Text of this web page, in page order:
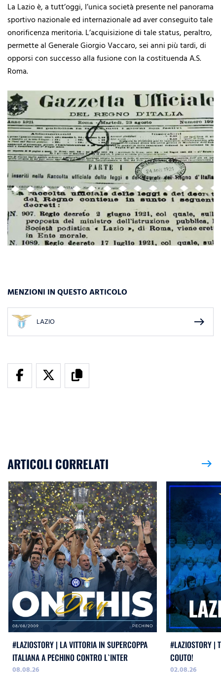
La Lazio è, a tutt’oggi, l’unica società presente nel panorama
sportivo nazionale ed internazionale ad aver conseguito tale
onorificenza meritoria. L’acquisizione di tale status, peraltro,
permette al Generale Giorgio Vaccaro, sei anni più tardi, di
opporsi con successo alla fusione con la costituenda A.S.
Roma.
MENZIONI IN QUESTO ARTICOLO
LAZIO east
ARTICOLI CORRELATI east
#LAZIOSTORY | LA VITTORIA IN SUPERCOPPA
ITALIANA A PECHINO CONTRO L`INTER
08.08.26
#LAZIOSTORY |
COUTO!
02.08.26